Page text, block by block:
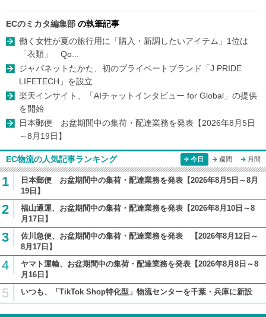
ECのミカタ編集部 の執筆記事
働く女性が夏の旅行用に「購入・新調したいアイテム」1位は
「衣類」 Qo...
ジャパネットたかた、初のプライベートブランド「J PRIDE
LIFETECH」を設立
楽天インサイト、「AIチャットインタビュー for Global」の提供
を開始
日本郵便 お盆期間中の集荷・配達業務を発表【2026年8月5日
～8月19日】
EC物流の人気記事ランキング 今日 週間 月間
1
日本郵便 お盆期間中の集荷・配達業務を発表【2026年8月5日～8月
19日】
2
福山通運、お盆期間中の集荷・配達業務を発表【2026年8月10日～8
月17日】
3
佐川急便、お盆期間中の集荷・配達業務を発表 【2026年8月12日～
8月17日】
4
ヤマト運輸、お盆期間中の集荷・配達業務を発表【2026年8月8日～8
月16日】
5 いつも、「TikTok Shop特化型」物流センターを千葉・兵庫に新設